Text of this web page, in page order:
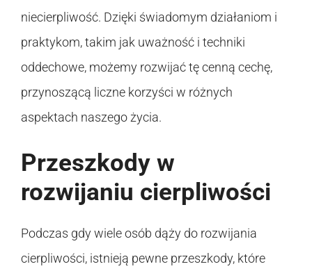
niecierpliwość. Dzięki świadomym działaniom i
praktykom, takim jak uważność i techniki
oddechowe, możemy rozwijać tę cenną cechę,
przynoszącą liczne korzyści w różnych
aspektach naszego życia.
Przeszkody w
rozwijaniu cierpliwości
Podczas gdy wiele osób dąży do rozwijania
cierpliwości, istnieją pewne przeszkody, które